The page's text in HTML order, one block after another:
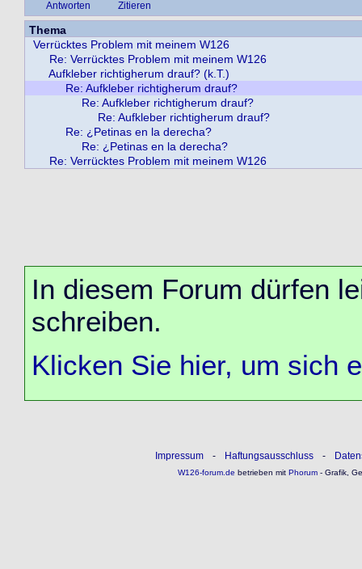
Antworten Zitieren
Thema
Verrücktes Problem mit meinem W126
Re: Verrücktes Problem mit meinem W126
Aufkleber richtigherum drauf? (k.T.)
Re: Aufkleber richtigherum drauf?
Re: Aufkleber richtigherum drauf?
Re: Aufkleber richtigherum drauf?
Re: ¿Petinas en la derecha?
Re: ¿Petinas en la derecha?
Re: Verrücktes Problem mit meinem W126
In diesem Forum dürfen
schreiben.
Klicken Sie hier, um sich
Impressum - Haftungsausschluss -
W126-forum.de betrieben mitPhorum- Grafik,